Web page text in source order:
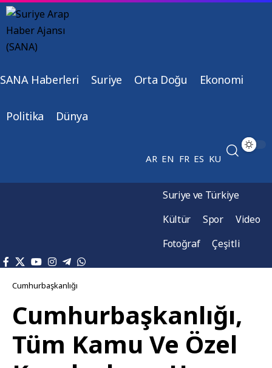
SANA Haberleri Suriye Orta Doğu Ekonomi
Politika Dünya
AR EN FR ES KU
Suriye ve Türkiye
Kültür
Spor
Video
Fotoğraf
Çeşitli
Cumhurbaşkanlığı
Cumhurbaşkanlığı,
Tüm Kamu Ve Özel